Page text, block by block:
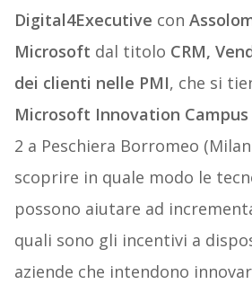
Digital4Executive con
Microsoft dal titolo CRM,
dei clienti nelle PMI, che si
Microsoft Innovation Campus
2 a Peschiera Borromeo
scoprire in quale modo le
possono aiutare ad
quali sono gli incentivi a
aziende che intendono